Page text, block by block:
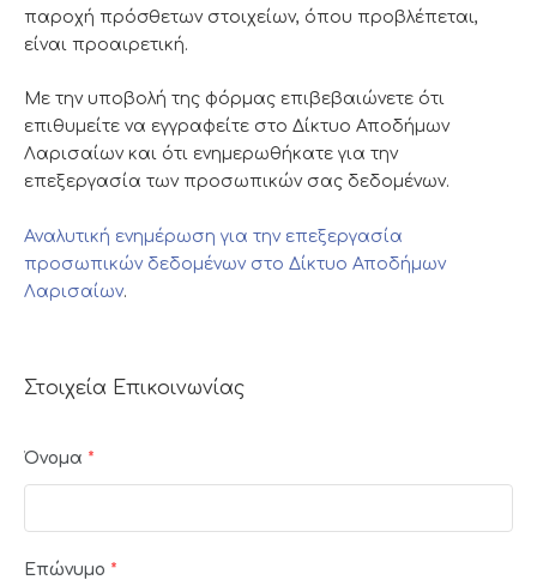
παροχή πρόσθετων στοιχείων, όπου προβλέπεται,
είναι προαιρετική.
Με την υποβολή της φόρμας επιβεβαιώνετε ότι
επιθυμείτε να εγγραφείτε στο Δίκτυο Αποδήμων
Λαρισαίων και ότι ενημερωθήκατε για την
επεξεργασία των προσωπικών σας δεδομένων.
Αναλυτική ενημέρωση για την επεξεργασία
προσωπικών δεδομένων στο Δίκτυο Αποδήμων
Λαρισαίων.
Στοιχεία Επικοινωνίας
Όνομα *
Επώνυμο *